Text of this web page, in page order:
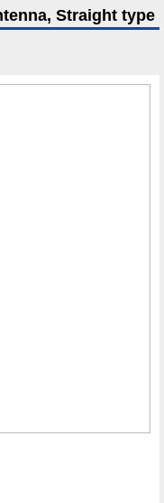
Straight type